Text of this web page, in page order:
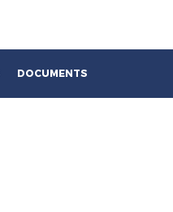
DOCUMENTS